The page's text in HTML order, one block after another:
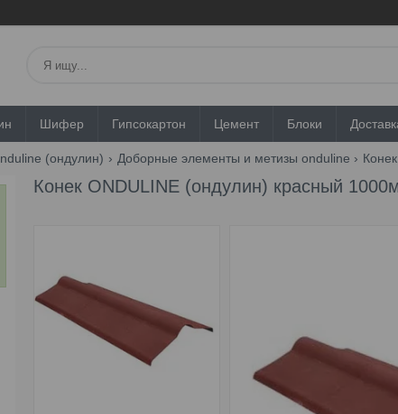
Шифер Гипсокартон Цемент Блоки
(ондулин) Доборные элементы и метизы onduline
Конек ONDULINE (ондулин) красный